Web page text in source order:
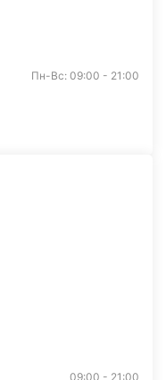
Пн-Вс: 09:00 - 21:00
09:00 - 21:00